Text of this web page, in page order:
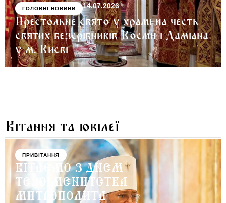
ГОЛОВНІ НОВИНИ 14.07.2026
Престольне свято у храмі на честь
святих безсрібників Косми і Даміана
у м. Києві
Вітання та ювілеї
ПРИВІТАННЯ
ВІТАЄМО З ДНЕМ
ТЕЗОІМЕНИТСТВА
МИТРОПОЛИТА